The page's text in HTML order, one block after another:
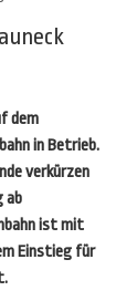
dem
in Betrieb.
verkürzen
ab
ist mit
Einstieg für